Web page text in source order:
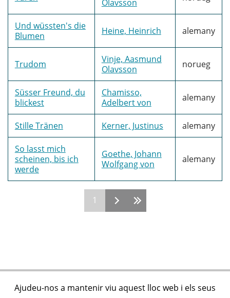
Olavsson
Und wüssten's die
Blumen
Heine, Heinrich alemany
Trudom
Vinje, Aasmund
Olavsson
norueg
Süsser Freund, du
blickest
Chamisso,
Adelbert von
alemany
Stille Tränen Kerner, Justinus alemany
So lasst mich
scheinen, bis ich
werde
Goethe, Johann
Wolfgang von
alemany
1
Ajudeu-nos a mantenir viu aquest lloc web i els seus